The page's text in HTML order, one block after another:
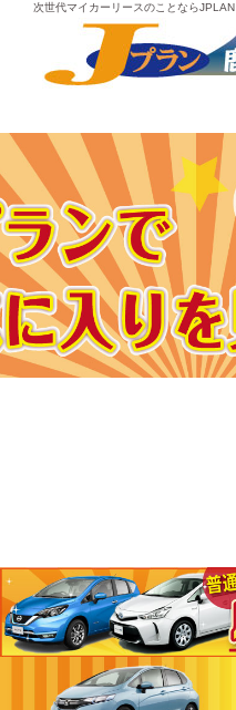
次世代マイカーリースのことならJPLAN